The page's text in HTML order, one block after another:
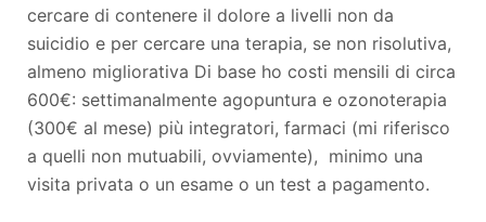
cercare di contenere il dolore a livelli non da
suicidio e per cercare una terapia, se non risolutiva,
almeno migliorativa Di base ho costi mensili di circa
600€: settimanalmente agopuntura e ozonoterapia
(300€ al mese) più integratori, farmaci (mi riferisco
a quelli non mutuabili, ovviamente), minimo una
visita privata o un esame o un test a pagamento.